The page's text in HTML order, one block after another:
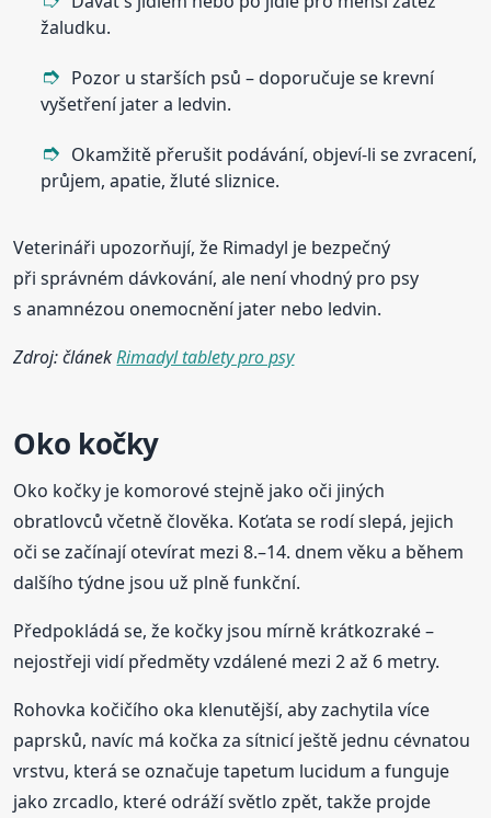
žaludku.
Pozor u starších psů – doporučuje se krevní
vyšetření jater a ledvin.
Okamžitě přerušit podávání, objeví-li se zvracení,
průjem, apatie, žluté sliznice.
Veterináři upozorňují, že Rimadyl je bezpečný
při správném dávkování, ale není vhodný pro psy
s anamnézou onemocnění jater nebo ledvin.
Zdroj: článekRimadyl tablety pro psy
Oko kočky
Oko kočky je komorové stejně jako oči jiných
obratlovců včetně člověka. Koťata se rodí slepá, jejich
oči se začínají otevírat mezi 8.–14. dnem věku a během
dalšího týdne jsou už plně funkční.
Předpokládá se, že kočky jsou mírně krátkozraké –
nejostřeji vidí předměty vzdálené mezi 2 až 6 metry.
Rohovka kočičího oka klenutější, aby zachytila více
paprsků, navíc má kočka za sítnicí ještě jednu cévnatou
vrstvu, která se označuje tapetum lucidum a funguje
jako zrcadlo, které odráží světlo zpět, takže projde